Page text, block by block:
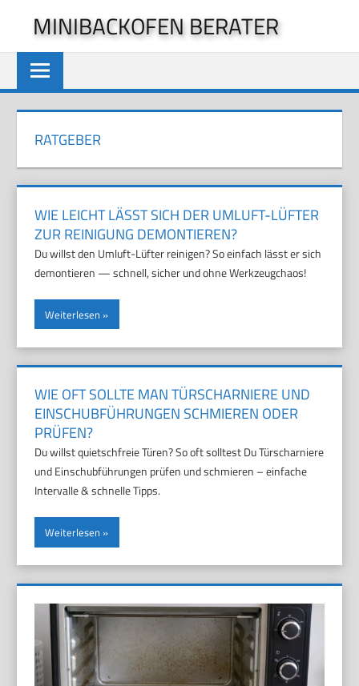
springen
MINIBACKOFEN BERATER
RATGEBER
WIE LEICHT LÄSST SICH DER UMLUFT-LÜFTER
ZUR REINIGUNG DEMONTIEREN?
Du willst den Umluft-Lüfter reinigen? So einfach lässt er sich
demontieren — schnell, sicher und ohne Werkzeugchaos!
Weiterlesen
WIE OFT SOLLTE MAN TÜRSCHARNIERE UND
EINSCHUBFÜHRUNGEN SCHMIEREN ODER
PRÜFEN?
Du willst quietschfreie Türen? So oft solltest Du Türscharniere
und Einschubführungen prüfen und schmieren – einfache
Intervalle & schnelle Tipps.
Weiterlesen